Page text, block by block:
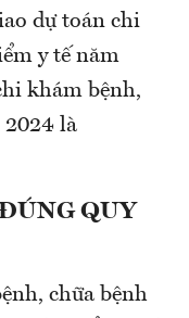
dự toán chi
y tế năm
khám bệnh,
2024 là
QUY
chữa bệnh